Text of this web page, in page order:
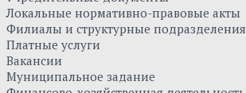
Локальные нормативно-правовые акты
Филиалы и структурные подразделения
Платные услуги
Вакансии
Муниципальное задание